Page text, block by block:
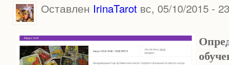
Оставлен IrinaTarotвс, 05/10/2015 -